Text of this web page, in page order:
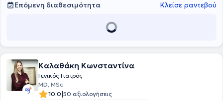
Επόμενη διαθεσιμότητα
Κλείσε ραντεβού
Καλαθάκη Κωνσταντίνα
Γενικός Γιατρός
MD, MSc
10.0|50 αξιολογήσεις